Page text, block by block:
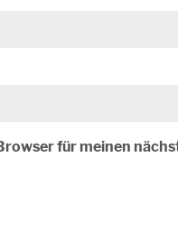
für meinen